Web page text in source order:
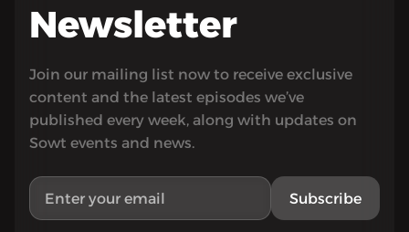
Newsletter
Join our mailing list now to receive exclusive
content and the latest episodes we’ve
published every week, along with updates on
Sowt events and news.
Subscribe